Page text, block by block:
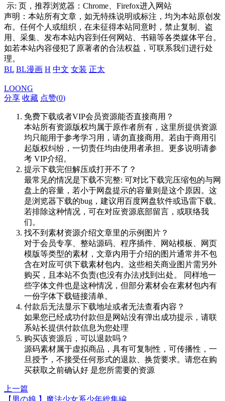
示: 页，推荐浏览器：Chrome、Firefox进入网站
声明：本站所有文章，如无特殊说明或标注，均为本站原创发
布。任何个人或组织，在未征得本站同意时，禁止复制、盗
用、采集、发布本站内容到任何网站、书籍等各类媒体平台。
如若本站内容侵犯了原著者的合法权益，可联系我们进行处
理。
BL BL漫画 H 中文 女装 正太
LOONG
分享 收藏 点赞(0)
免费下载或者VIP会员资源能否直接商用？
本站所有资源版权均属于原作者所有，这里所提供资源
均只能用于参考学习用，请勿直接商用。若由于商用引
起版权纠纷，一切责任均由使用者承担。更多说明请参
考 VIP介绍。
提示下载完但解压或打开不了？
最常见的情况是下载不完整: 可对比下载完压缩包的与网
盘上的容量，若小于网盘提示的容量则是这个原因。这
是浏览器下载的bug，建议用百度网盘软件或迅雷下载。
若排除这种情况，可在对应资源底部留言，或联络我
们。
找不到素材资源介绍文章里的示例图片？
对于会员专享、整站源码、程序插件、网站模板、网页
模版等类型的素材，文章内用于介绍的图片通常并不包
含在对应可供下载素材包内。这些相关商业图片需另外
购买，且本站不负责(也没有办法)找到出处。 同样地一
些字体文件也是这种情况，但部分素材会在素材包内有
一份字体下载链接清单。
付款后无法显示下载地址或者无法查看内容？
如果您已经成功付款但是网站没有弹出成功提示，请联
系站长提供付款信息为您处理
购买该资源后，可以退款吗？
源码素材属于虚拟商品，具有可复制性，可传播性，一
旦授予，不接受任何形式的退款、换货要求。请您在购
买获取之前确认好 是您所需要的资源
上一篇
【男の娘 】魔法少女系少年総集編